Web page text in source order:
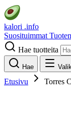
kalori .info
Suosituimmat
Hae tuotteita
Hae
Etusivu Torres